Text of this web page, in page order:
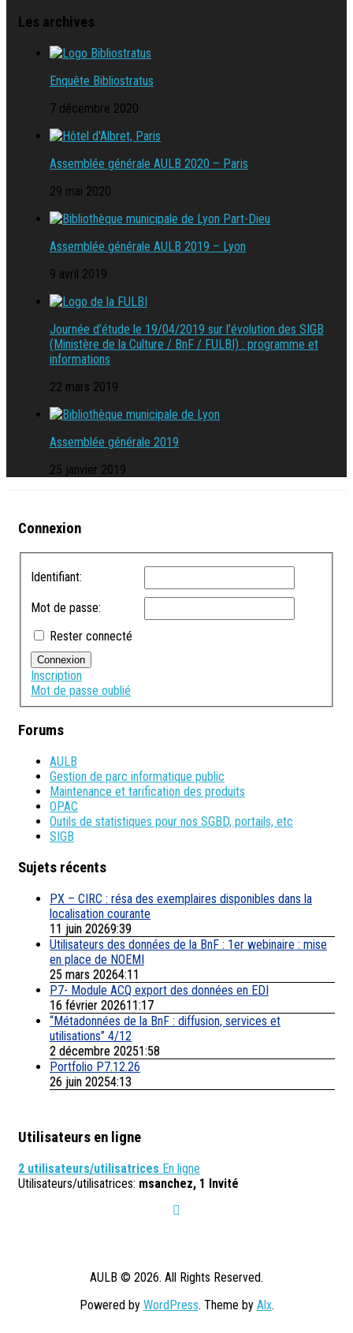
Les archives
Enquête Bibliostratus
7 décembre 2020
Assemblée générale AULB 2020 – Paris
29 mai 2020
Assemblée générale AULB 2019 – Lyon
9 avril 2019
Journée d’étude le 19/04/2019 sur l’évolution des SIGB
(Ministère de la Culture / BnF / FULBI) : programme et
informations
22 mars 2019
Assemblée générale 2019
25 janvier 2019
Connexion
Identifiant:
Mot de passe:
Rester connecté
Connexion
Inscription
Mot de passe oublié
Forums
AULB
Gestion de parc informatique public
Maintenance et tarification des produits
OPAC
Outils de statistiques pour nos SGBD, portails, etc
SIGB
Sujets récents
PX – CIRC : résa des exemplaires disponibles dans la
localisation courante
11 juin 20269:39
Utilisateurs des données de la BnF : 1er webinaire : mise
en place de NOEMI
25 mars 20264:11
P7- Module ACQ export des données en EDI
16 février 202611:17
“Métadonnées de la BnF : diffusion, services et
utilisations” 4/12
2 décembre 20251:58
Portfolio P7.12.26
26 juin 20254:13
Utilisateurs en ligne
2 utilisateurs/utilisatrices En ligne
Utilisateurs/utilisatrices: msanchez, 1 Invité
AULB © 2026. All Rights Reserved.
Powered by WordPress. Theme by Alx.